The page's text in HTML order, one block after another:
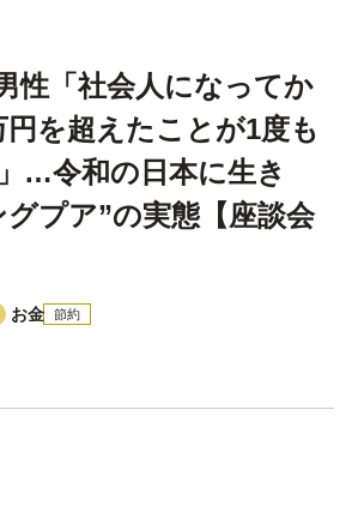
性「社会人になってか
円を超えたことが1度も
…令和の日本に生き
プア”の実態【座談会
お金 節約